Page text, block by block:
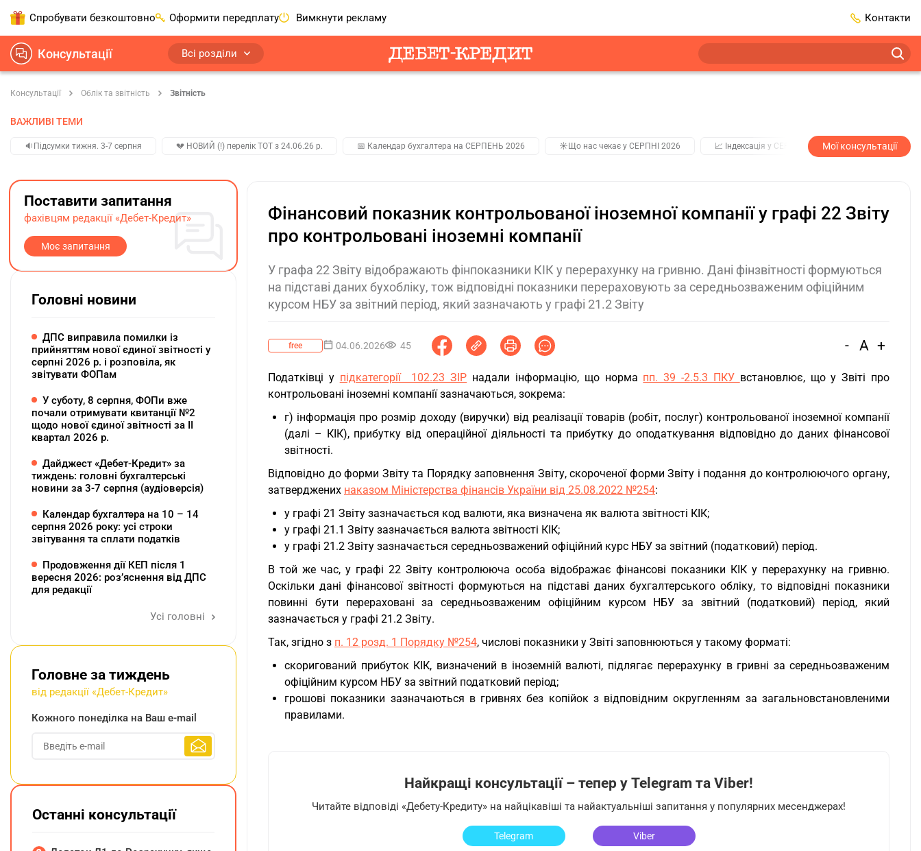
Спробувати безкоштовно Оформити передплату Вимкнути рекламу Контакти
Консультації Всі розділи
Консультації Облік та звітність Звітність
ВАЖЛИВІ ТЕМИ
🔉Підсумки тижня. 3-7 серпня 💔 НОВИЙ (!) перелік ТОТ з 24.06.26 р. 📅 Календар бухгалтера на СЕРПЕНЬ 2026 ☀️Що нас чекає у СЕРПНІ 2026 📈 Індексація у СЕРПНІ 2️⃣0️⃣2️⃣7️⃣ Усі
Мої консультації
Фінансовий показник контрольованої іноземної компанії у графі 22 Звіту
про контрольовані іноземні компанії
У графа 22 Звіту відображають фінпоказники КІК у перерахунку на гривню. Дані фінзвітності формуються
на підставі даних бухобліку, тож відповідні показники перераховують за середньозваженим офіційним
курсом НБУ за звітний період, який зазначають у графі 21.2 Звіту
free 04.06.2026 45 - A +
Податківці у підкатегорії 102.23 ЗІР надали інформацію, що норма пп. 39 -2.5.3 ПКУ встановлює, що у Звіті про
контрольовані іноземні компанії зазначаються, зокрема:
г) інформація про розмір доходу (виручки) від реалізації товарів (робіт, послуг) контрольованої іноземної компанії
(далі – КІК), прибутку від операційної діяльності та прибутку до оподаткування відповідно до даних фінансової
звітності.
Відповідно до форми Звіту та Порядку заповнення Звіту, скороченої форми Звіту і подання до контролюючого органу,
затверджених наказом Міністерства фінансів України від 25.08.2022 №254:
у графі 21 Звіту зазначається код валюти, яка визначена як валюта звітності КІК;
у графі 21.1 Звіту зазначається валюта звітності КІК;
у графі 21.2 Звіту зазначається середньозважений офіційний курс НБУ за звітний (податковий) період.
В той же час, у графі 22 Звіту контролююча особа відображає фінансові показники КІК у перерахунку на гривню.
Оскільки дані фінансової звітності формуються на підставі даних бухгалтерського обліку, то відповідні показники
повинні бути перераховані за середньозваженим офіційним курсом НБУ за звітний (податковий) період, який
зазначається у графі 21.2 Звіту.
Так, згідно з п. 12 розд. 1 Порядку №254, числові показники у Звіті заповнюються у такому форматі:
скоригований прибуток КІК, визначений в іноземній валюті, підлягає перерахунку в гривні за середньозваженим
офіційним курсом НБУ за звітний податковий період;
грошові показники зазначаються в гривнях без копійок з відповідним округленням за загальновстановленими
правилами.
Найкращі консультації – тепер у Telegram та Viber!
Читайте відповіді «Дебету-Кредиту» на найцікавіші та найактуальніші запитання у популярних месенджерах!
Telegram Viber
Поставити запитання
фахівцям редакції «Дебет-Кредит»
Моє запитання
Головні новини
ДПС виправила помилки із
прийняттям нової єдиної звітності у
серпні 2026 р. і розповіла, як
звітувати ФОПам
У суботу, 8 серпня, ФОПи вже
почали отримувати квитанції №2
щодо нової єдиної звітності за ІІ
квартал 2026 р.
Дайджест «Дебет-Кредит» за
тиждень: головні бухгалтерські
новини за 3-7 серпня (аудіоверсія)
Календар бухгалтера на 10 – 14
серпня 2026 року: усі строки
звітування та сплати податків
Продовження дії КЕП після 1
вересня 2026: розʼяснення від ДПС
для редакції
Усі головні
Головне за тиждень
від редакції «Дебет-Кредит»
Кожного понеділка на Ваш e-mail
Останні консультації